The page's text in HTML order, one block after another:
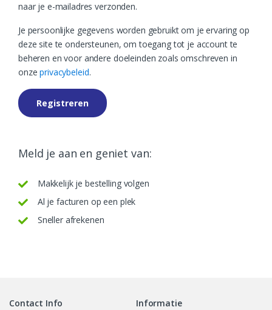
naar je e-mailadres verzonden.
Je persoonlijke gegevens worden gebruikt om je ervaring op
deze site te ondersteunen, om toegang tot je account te
beheren en voor andere doeleinden zoals omschreven in
onzeprivacybeleid.
Registreren
Meld je aan en geniet van:
Makkelijk je bestelling volgen
Al je facturen op een plek
Sneller afrekenen
Contact Info
Informatie